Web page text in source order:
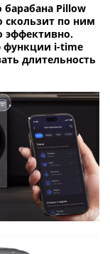
барабана Pillow
скользит по ним
эффективно.
i-time
длительность